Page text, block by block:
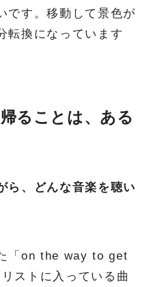
です。移動して景色が
転換になっています
ることは、ある
ら、どんな音楽を聴い
「on the way to get
ストに入っている曲